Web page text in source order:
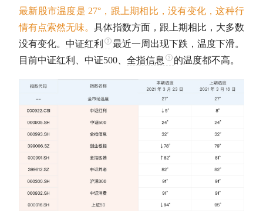
最新股市温度是 27°，跟上期相比，没有变化，这种行
情有点索然无味。 具体指数方面，跟上期相比，大多数
没有变化。 中证红利
最近一周出现下跌，温度下滑。
目前中证红利 中证500 全指信息 的温度都不高。